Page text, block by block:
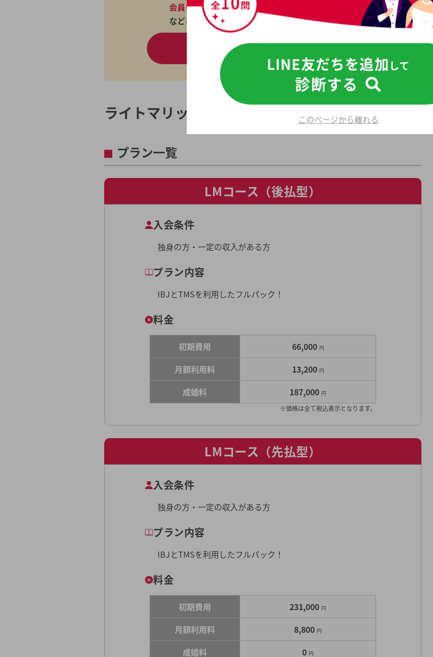
会員の成婚実績やキャンペーン情報
などの詳細情報が分かります。
結婚相談所 ライトマリッジの
パンフレットをもらう
ライトマリッジのプラン料金
プラン一覧
LMコース（後払型）
入会条件
独身の方・一定の収入がある方
プラン内容
IBJとTMSを利用したフルパック！
料金
初期費用 66,000 円
月額利用料 13,200 円
成婚料 187,000 円
※価格は全て税込表示となります。
LMコース（先払型）
入会条件
独身の方・一定の収入がある方
プラン内容
IBJとTMSを利用したフルパック！
料金
初期費用 231,000 円
月額利用料 8,800 円
成婚料 0 円
LINE友だちを追加 して
診断する
このページから離れる